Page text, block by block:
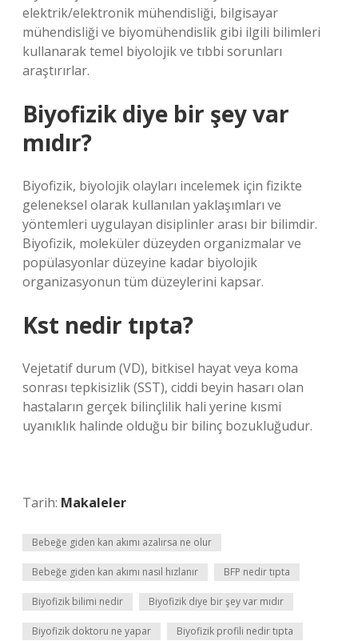
elektrik/elektronik mühendisliği, bilgisayar
mühendisliği ve biyomühendislik gibi ilgili bilimleri
kullanarak temel biyolojik ve tıbbi sorunları
araştırırlar.
Biyofizik diye bir şey var
mıdır?
Biyofizik, biyolojik olayları incelemek için fizikte
geleneksel olarak kullanılan yaklaşımları ve
yöntemleri uygulayan disiplinler arası bir bilimdir.
Biyofizik, moleküler düzeyden organizmalar ve
popülasyonlar düzeyine kadar biyolojik
organizasyonun tüm düzeylerini kapsar.
Kst nedir tıpta?
Vejetatif durum (VD), bitkisel hayat veya koma
sonrası tepkisizlik (SST), ciddi beyin hasarı olan
hastaların gerçek bilinçlilik hali yerine kısmi
uyanıklık halinde olduğu bir bilinç bozukluğudur.
Tarih: Makaleler
Bebeğe giden kan akımı azalırsa ne olur
Bebeğe giden kan akımı nasıl hızlanır BFP nedir tıpta
Biyofizik bilimi nedir Biyofizik diye bir şey var mıdır
Biyofizik doktoru ne yapar Biyofizik profili nedir tıpta